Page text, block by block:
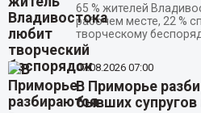
65 % жителей
рабочем месте, 22 %
творческому
07.08.2026 07:00
В Приморье
бывших супругов